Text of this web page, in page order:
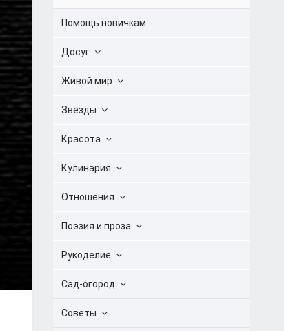
Помощь новичкам
Досуг
Живой мир
Звёзды
Красота
Кулинария
Отношения
Поэзия и проза
Рукоделие
Сад-огород
Советы